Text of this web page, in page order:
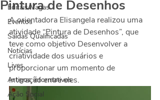
Editais/Vagas
Eventos
Saídas Qualificadas
Notícias
Lives
Artigos informativos
Ação Social
Pintura de Desenhos
A orientadora Elisangela realizou uma
atividade “Pintura de Desenhos”, que
teve como objetivo Desenvolver a
criatividade dos usuários e
proporcionar um momento de
interação entre eles.